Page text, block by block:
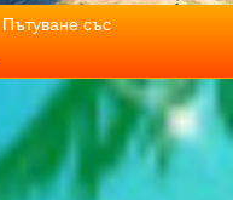
Пътуване със